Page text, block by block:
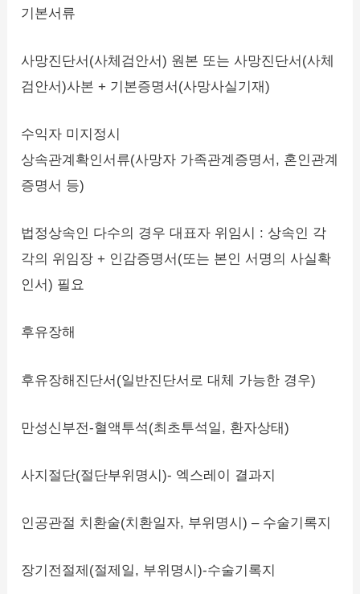
기본서류
사망진단서(사체검안서) 원본 또는 사망진단서(사체
검안서)사본 + 기본증명서(사망사실기재)
수익자 미지정시
상속관계확인서류(사망자 가족관계증명서, 혼인관계
증명서 등)
법정상속인 다수의 경우 대표자 위임시 : 상속인 각
각의 위임장 + 인감증명서(또는 본인 서명의 사실확
인서) 필요
후유장해
후유장해진단서(일반진단서로 대체 가능한 경우)
만성신부전-혈액투석(최초투석일, 환자상태)
사지절단(절단부위명시)- 엑스레이 결과지
인공관절 치환술(치환일자, 부위명시) – 수술기록지
장기전절제(절제일, 부위명시)-수술기록지